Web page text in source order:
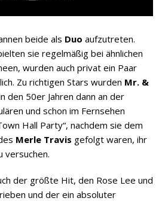
beide als Duo aufzutreten.
sie regelmäßig bei ähnlichen
wurden auch privat ein Paar
Zu richtigen Stars wurden Mr. &
den 50er Jahren dann an der
und schon im Fernsehen
Hall Party“, nachdem sie dem
Merle Travis gefolgt waren, ihr
versuchen.
der größte Hit, den Rose Lee und
und der ein absoluter